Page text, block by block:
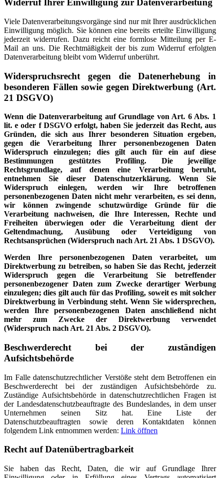
Widerruf Ihrer Einwilligung zur Datenverarbeitung
Viele Datenverarbeitungsvorgänge sind nur mit Ihrer ausdrücklichen
Einwilligung möglich. Sie können eine bereits erteilte Einwilligung
jederzeit widerrufen. Dazu reicht eine formlose Mitteilung per E-
Mail an uns. Die Rechtmäßigkeit der bis zum Widerruf erfolgten
Datenverarbeitung bleibt vom Widerruf unberührt.
Widerspruchsrecht gegen die Datenerhebung in
besonderen Fällen sowie gegen Direktwerbung (Art.
21 DSGVO)
Wenn die Datenverarbeitung auf Grundlage von Art. 6 Abs. 1
lit. e oder f DSGVO erfolgt, haben Sie jederzeit das Recht, aus
Gründen, die sich aus Ihrer besonderen Situation ergeben,
gegen die Verarbeitung Ihrer personenbezogenen Daten
Widerspruch einzulegen; dies gilt auch für ein auf diese
Bestimmungen gestütztes Profiling. Die jeweilige
Rechtsgrundlage, auf denen eine Verarbeitung beruht,
entnehmen Sie dieser Datenschutzerklärung. Wenn Sie
Widerspruch einlegen, werden wir Ihre betroffenen
personenbezogenen Daten nicht mehr verarbeiten, es sei denn,
wir können zwingende schutzwürdige Gründe für die
Verarbeitung nachweisen, die Ihre Interessen, Rechte und
Freiheiten überwiegen oder die Verarbeitung dient der
Geltendmachung, Ausübung oder Verteidigung von
Rechtsansprüchen (Widerspruch nach Art. 21 Abs. 1 DSGVO).
Werden Ihre personenbezogenen Daten verarbeitet, um
Direktwerbung zu betreiben, so haben Sie das Recht, jederzeit
Widerspruch gegen die Verarbeitung Sie betreffender
personenbezogener Daten zum Zwecke derartiger Werbung
einzulegen; dies gilt auch für das Profiling, soweit es mit solcher
Direktwerbung in Verbindung steht. Wenn Sie widersprechen,
werden Ihre personenbezogenen Daten anschließend nicht
mehr zum Zwecke der Direktwerbung verwendet
(Widerspruch nach Art. 21 Abs. 2 DSGVO).
Beschwerderecht bei der zuständigen
Aufsichtsbehörde
Im Falle datenschutzrechtlicher Verstöße steht dem Betroffenen ein
Beschwerderecht bei der zuständigen Aufsichtsbehörde zu.
Zuständige Aufsichtsbehörde in datenschutzrechtlichen Fragen ist
der Landesdatenschutzbeauftragte des Bundeslandes, in dem unser
Unternehmen seinen Sitz hat. Eine Liste der
Datenschutzbeauftragten sowie deren Kontaktdaten können
folgendem Link entnommen werden: Link öffnen
Recht auf Datenübertragbarkeit
Sie haben das Recht, Daten, die wir auf Grundlage Ihrer